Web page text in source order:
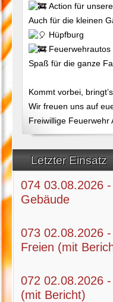
Letzter Einsatz
074 03.08.2026
Gebäude
073 02.08.2026
Freien (mit
072 02.08.2026
(mit Bericht)
Action für
Auch für die kleinen
Hüpfburg
Feuerwehrautos
Spaß für die ganze
Kommt vorbei,
Wir freuen uns auf
Freiwillige Feuerwehr